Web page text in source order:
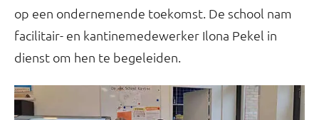
op een ondernemende toekomst. De school nam
facilitair- en kantinemedewerker Ilona Pekel in
dienst om hen te begeleiden.